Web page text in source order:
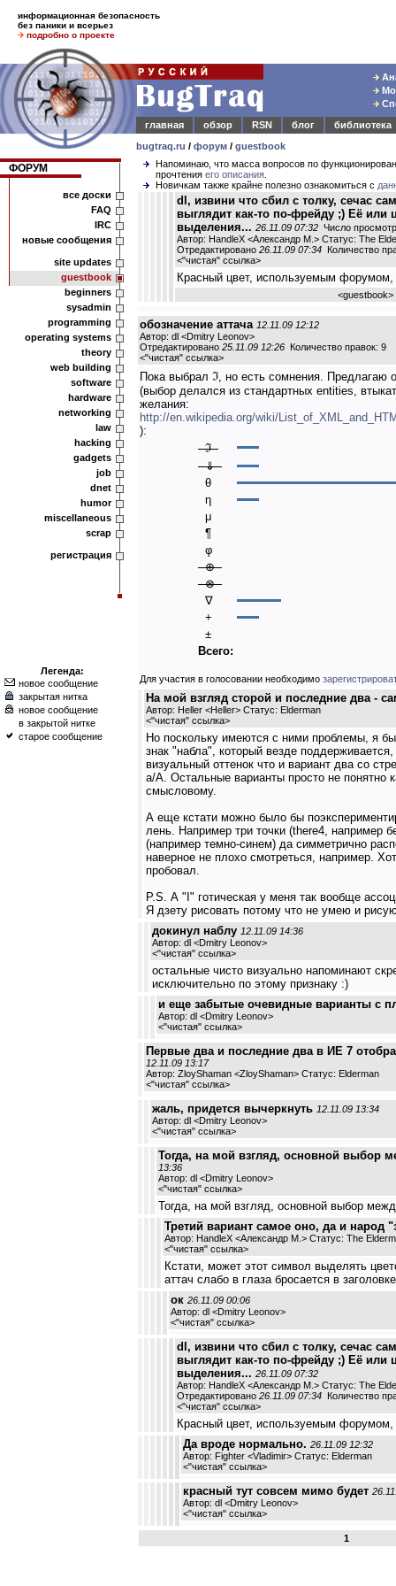
информационная безопасность
без паники и всерьез
подробно о проекте
главная
обзор RSN блог
библиотека
bugtraq.ru / форум / guestbook
ФОРУМ
все доски
FAQ
IRC
новые сообщения
site updates
guestbook
beginners
sysadmin
programming
operating systems
theory
web building
software
hardware
networking
law
hacking
gadgets
job
dnet
humor
miscellaneous
scrap
регистрация
Легенда:
новое сообщение
закрытая нитка
новое сообщение
в закрытой нитке
старое сообщение
Напоминаю, что масса вопросов по
прочтения его описания
Новичкам также крайне полезно ознакомиться с
dl, извини что сбил с толку, сечас
выглядит как-то по-фрейду ;) Её или
выделения... 26.11.09 07:32 Число
Автор: HandleX <Александр М.> Статус: The
Отредактировано 26.11.09 07:34 Количество
<"чистая" ссылка>
Красный цвет, используемым
<guestbook>
обозначение аттача 12.11.09 12:12
Автор: dl <Dmitry Leonov>
Отредактировано 25.11.09 12:26 Количество правок: 9
<"чистая" ссылка>
Пока выбрал ℑ, но есть сомнения. Предлагаю
(выбор делался из стандартных entities,
желания:
http://en.wikipedia.org/wiki/
):
ℑ
⇓
θ
η
μ
¶
φ
⊕
⊗
∇
+
±
Всего:
Для участия в голосовании необходимо
На мой взгляд сторой и последние два -
Автор: Heller <Heller> Статус: Elderman
<"чистая" ссылка>
Но поскольку имеются с ними проблемы, я
знак "набла", который везде
визуальный оттенок что и вариант два со
a/A. Остальные варианты просто не понятно
смысловому.
А еще кстати можно было бы
лень. Например три точки (there4, например
(например темно-синем) да симметрично
наверное не плохо смотреться, например.
пробовал.
P.S. А "I" готическая у меня так вообще
Я дзету рисовать потому что не умею и
докинул наблу 12.11.09 14:36
Автор: dl <Dmitry Leonov>
<"чистая" ссылка>
остальные чисто визуально напоминают
исключительно по этому признаку :)
и еще забытые очевидные варианты с
Автор: dl <Dmitry Leonov>
<"чистая" ссылка>
Первые два и последние два в ИЕ 7
12.11.09 13:17
Автор: ZloyShaman <ZloyShaman> Статус: Elderman
<"чистая" ссылка>
жаль, придется вычеркнуть 12.11.09 13:34
Автор: dl <Dmitry Leonov>
<"чистая" ссылка>
Тогда, на мой взгляд, основной выбор
13:36
Автор: dl <Dmitry Leonov>
<"чистая" ссылка>
Тогда, на мой взгляд, основной выбор
Третий вариант самое оно, да и народ
Автор: HandleX <Александр М.> Статус: The
<"чистая" ссылка>
Кстати, может этот символ выделять
аттач слабо в глаза бросается в
ок 26.11.09 00:06
Автор: dl <Dmitry Leonov>
<"чистая" ссылка>
dl, извини что сбил с толку, сечас
выглядит как-то по-фрейду ;) Её или
выделения... 26.11.09 07:32
Автор: HandleX <Александр М.> Статус: The
Отредактировано 26.11.09 07:34 Количество
<"чистая" ссылка>
Красный цвет, используемым
Да вроде нормально. 26.11.09 12:32
Автор: Fighter <Vladimir> Статус: Elderman
<"чистая" ссылка>
красный тут совсем мимо будет
Автор: dl <Dmitry Leonov>
<"чистая" ссылка>
1